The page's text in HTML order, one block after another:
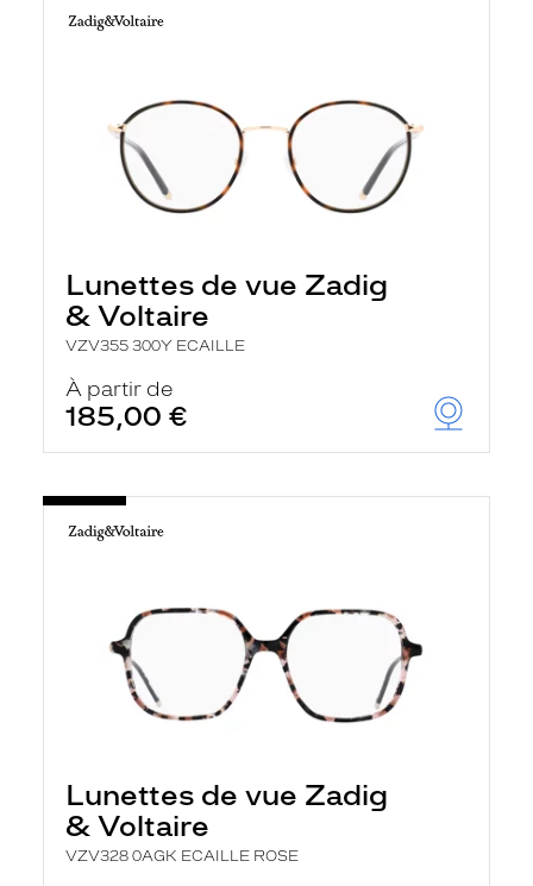
Lunettes de vue Zadig
& Voltaire
VZV355 300Y ECAILLE
À partir de
185,00 €
Lunettes de vue Zadig
& Voltaire
VZV328 0AGK ECAILLE ROSE